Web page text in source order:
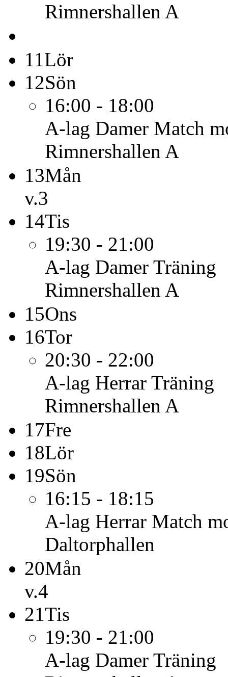
Rimnershallen A
11Lör
12Sön
16:00 - 18:00
A-lag Damer Match
Rimnershallen A
13Mån
v.3
14Tis
19:30 - 21:00
A-lag Damer Träning
Rimnershallen A
15Ons
16Tor
20:30 - 22:00
A-lag Herrar Träning
Rimnershallen A
17Fre
18Lör
19Sön
16:15 - 18:15
A-lag Herrar Match
Daltorphallen
20Mån
v.4
21Tis
19:30 - 21:00
A-lag Damer Träning